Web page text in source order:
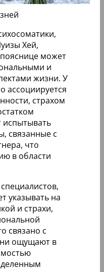
Хей,
может
и
жизни. У
ассоциируется
страхом
испытывать
связанные с
что
в области
указывать на
и страхи,
связано с
ощущают в